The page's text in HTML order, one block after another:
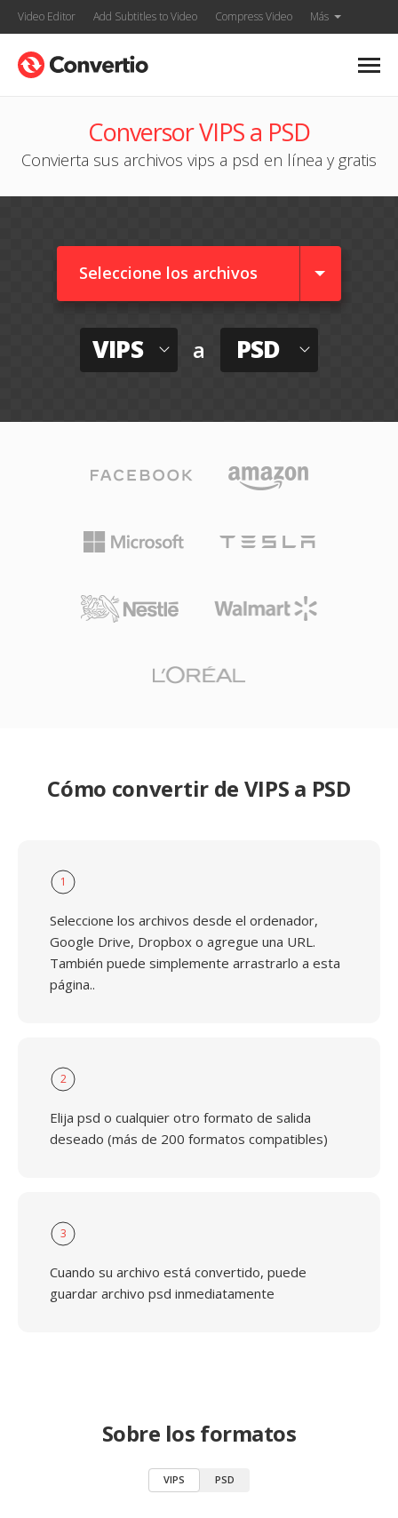
Video Editor Add Subtitles to Video Compress Video Más
Conversor VIPS a PSD
Convierta sus archivos vips a psd en línea y gratis
Seleccione los archivos
VIPS a PSD
Cómo convertir de VIPS a PSD
1
Seleccione los archivos desde el ordenador,
Google Drive, Dropbox o agregue una URL.
También puede simplemente arrastrarlo a esta
página..
2
Elija psd o cualquier otro formato de salida
deseado (más de 200 formatos compatibles)
3
Cuando su archivo está convertido, puede
guardar archivo psd inmediatamente
Sobre los formatos
VIPS PSD